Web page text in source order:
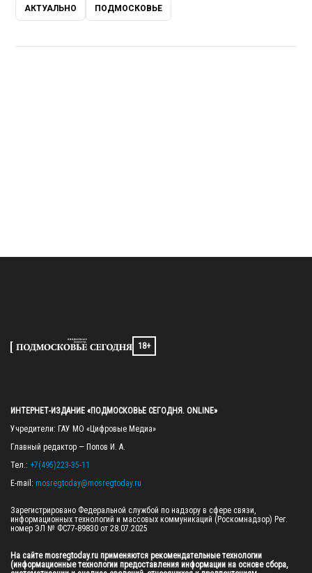
АКТУАЛЬНО ПОДМОСКОВЬЕ
18+
ИНТЕРНЕТ-ИЗДАНИЕ «ПОДМОСКОВЬЕ СЕГОДНЯ. ONLINE»
Учредители: ГАУ МО «Цифровые Медиа»
Главный редактор — Попов И. А.
Тел.: +7(495)223-35-11
E-mail: mosregtoday@mosregtoday.ru
Зарегистрировано Федеральной службой по надзору в сфере связи,
информационных технологий и массовых коммуникаций (Роскомнадзор) Рег.
номер ЭЛ № ФС77-89830 от 28.07.2025
На сайте mosregtoday.ru применяются рекомендательные технологии
(информационные технологии предоставления информации на основе сбора,